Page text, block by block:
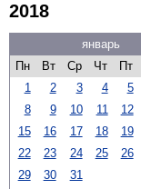
2018
январь
Пн
Вт Ср Чт Пт
1
2 3 4 5
8
9 10 11 12
15
16 17 18 19
22
23 24 25 26
29
30 31